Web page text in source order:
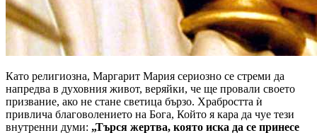
Като религиозна, Маргарит Мария сериозно се стреми да
напредва в духовния живот, веряйки, че ще провали своето
призвание, ако не стане светица бързо. Храбростта ѝ
привлича благоволението на Бога, Който я кара да чуе тези
внутренни думи: „Търся жертва, която иска да се принесе